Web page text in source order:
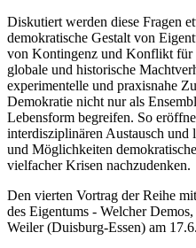
Diskutiert werden diese Fragen
demokratische Gestalt von
von Kontingenz und Konflikt für
globale und historische
experimentelle und praxisnahe
Demokratie nicht nur als
Lebensform begreifen. So
interdisziplinären Austausch und
und Möglichkeiten
vielfacher Krisen nachzudenken.
Den vierten Vortrag der Reihe
des Eigentums - Welcher
Weiler (Duisburg-Essen) am